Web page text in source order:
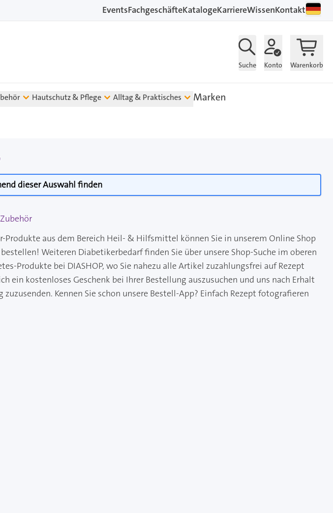
EventsFachgeschäfteKatalogeKarriereWissenKontakt
Suche Konto Warenkorb
Hautschutz & Pflege Alltag & Praktisches Marken
dieser Auswahl finden
aus dem Bereich Heil- & Hilfsmittel können Sie in unserem Online Shop
Weiteren Diabetikerbedarf finden Sie über unsere Shop-Suche im oberen
Produkte bei DIASHOP, wo Sie nahezu alle Artikel zuzahlungsfrei auf Rezept
ein kostenloses Geschenk bei Ihrer Bestellung auszusuchen und uns nach Erhalt
Kennen Sie schon unsere Bestell-App? Einfach Rezept fotografieren